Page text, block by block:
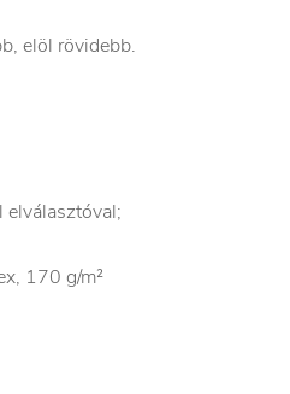
elöl rövidebb.
elválasztóval;
170 g/m²